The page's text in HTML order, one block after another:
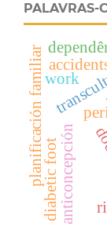
PALAVRAS-
planificación familiar anticoncepción
diabetic foot
work